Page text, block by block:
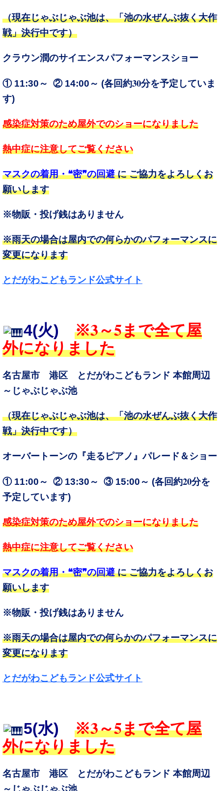
（現在じゃぶじゃぶ池は、「池の水ぜんぶ抜く大作
戦」決行中です）
クラウン潤のサイエンスパフォーマンスショー
① 11:30～ ② 14:00～ (各回約30分を予定していま
す)
感染症対策のため屋外でのショーになりました
熱中症に注意してご覧ください
マスクの着用・❝密❞の回避に ご協力をよろしくお
願いします
※物販・投げ銭はありません
※雨天の場合は屋内での何らかのパフォーマンスに
変更になります
とだがわこどもランド公式サイト
4(火)※3～5まで全て屋
外になりました
名古屋市 港区 とだがわこどもランド 本館周辺
～じゃぶじゃぶ池
（現在じゃぶじゃぶ池は、「池の水ぜんぶ抜く大作
戦」決行中です）
オーバートーンの『走るピアノ』パレード＆ショー
① 11:00～ ② 13:30～ ③ 15:00～ (各回約20分を
予定しています)
感染症対策のため屋外でのショーになりました
熱中症に注意してご覧ください
マスクの着用・❝密❞の回避に ご協力をよろしくお
願いします
※物販・投げ銭はありません
※雨天の場合は屋内での何らかのパフォーマンスに
変更になります
とだがわこどもランド公式サイト
5(水)※3～5まで全て屋
外になりました
名古屋市 港区 とだがわこどもランド 本館周辺